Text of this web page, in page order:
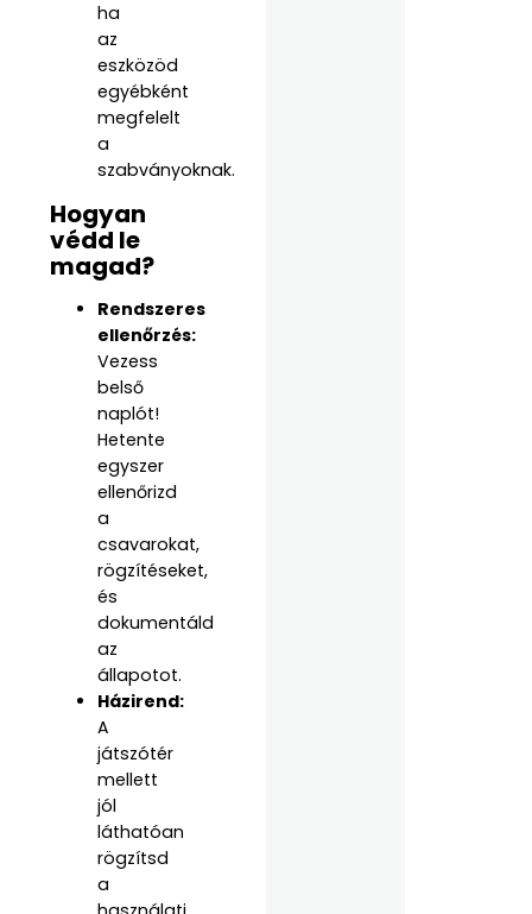
ha
az
eszközöd
egyébként
megfelelt
a
szabványoknak.
Hogyan
védd le
magad?
Rendszeres
ellenőrzés:
Vezess
belső
naplót!
Hetente
egyszer
ellenőrizd
a
csavarokat,
rögzítéseket,
és
dokumentáld
az
állapotot.
Házirend:
A
játszótér
mellett
jól
láthatóan
rögzítsd
a